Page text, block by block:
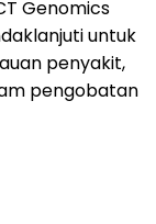
Genomics
untuk
penyakit,
pengobatan